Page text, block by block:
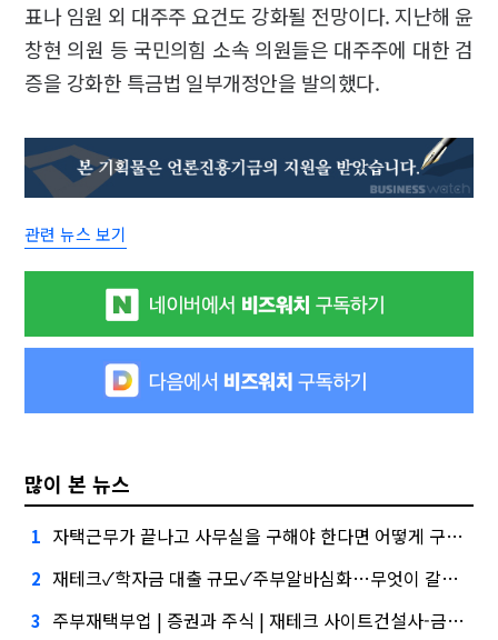
표나 임원 외 대주주 요건도 강화될 전망이다. 지난해 윤
창현 의원 등 국민의힘 소속 의원들은 대주주에 대한 검
증을 강화한 특금법 일부개정안을 발의했다.
관련 뉴스 보기
많이 본 뉴스
1 자택근무가 끝나고 사무실을 구해야 한다면 어떻게 구해야 할까?, 버블 주의보"
2 재테크✓학자금 대출 규모✓주부알바심화…무엇이 갈랐나
3 주부재택부업 | 증권과 주식 | 재테크 사이트건설사-금융사 간 'PF 매칭 플랫폼' 생긴다